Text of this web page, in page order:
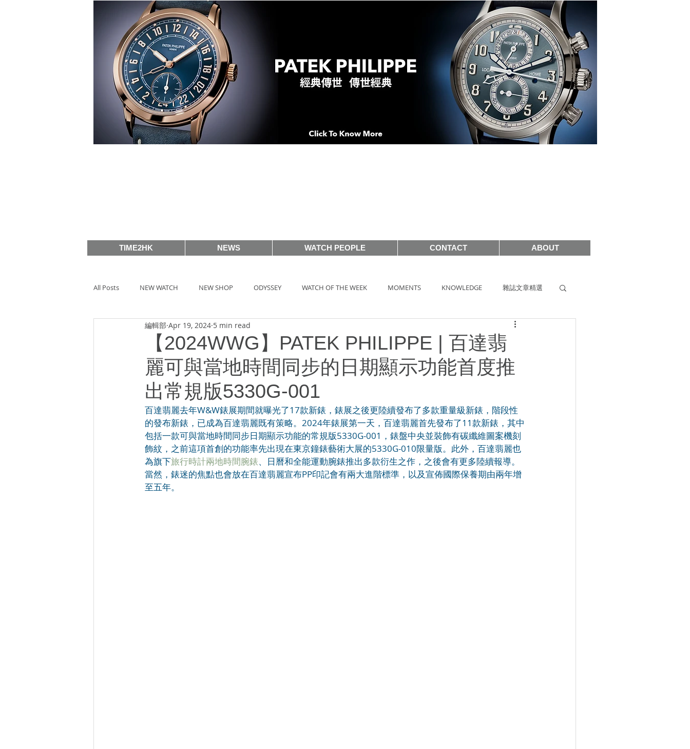
TIME2HK NEWS WATCH PEOPLE CONTACT ABOUT
All Posts NEW WATCH NEW SHOP ODYSSEY WATCH OF THE WEEK MOMENTS KNOWLEDGE 雜誌文章精選
MEET THE VIP WATCH PEOPLE HOT TAG
BASELWORLD 2019 SIHH2018 BASEL2018 PRE-BASEL 2018 SIHH2017 BASELWORLD2017
BASELWORLD 2016 SIHH2016 CLASSIC 101 PRE-BASEL 2020 JEWELRY Gadget News
Watches & Wonders 2020 HOT TOPIC LVMH Watch Week 2021 WATCHES & WONDERS 2021 SHOWCASE 2021
【2024WWG】PATEK PHILIPPE | 百達翡
麗可與當地時間同步的日期顯示功能首度推
出常規版5330G-001
編輯部 Apr 19, 2024 5 min read
百達翡麗去年W&W錶展期間就曝光了17款新錶，錶展之後更陸續發布了多款重量級新錶，階段性
的發布新錶，已成為百達翡麗既有策略。2024年錶展第一天，百達翡麗首先發布了11款新錶，其中
包括一款可與當地時間同步日期顯示功能的常規版5330G-001，錶盤中央並裝飾有碳纖維圖案機刻
飾紋，之前這項首創的功能率先出現在東京鐘錶藝術大展的5330G-010限量版。此外，百達翡麗也
為旗下旅行時計兩地時間腕錶、日曆和全能運動腕錶推出多款衍生之作，之後會有更多陸續報導。
當然，錶迷的焦點也會放在百達翡麗宣布PP印記會有兩大進階標準，以及宣佈國際保養期由兩年增
至五年。